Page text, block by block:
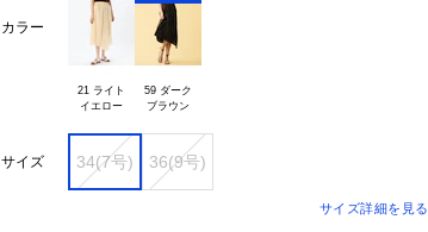
カラー
21 ライト
59 ダーク
サイズ 34(7号) 36(9号)
サイズ詳細を見る